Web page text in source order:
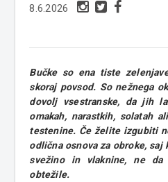
8.6.2026
Bučke so ena tiste
skoraj povsod. So nežnega
dovolj vsestranske, da jih
omakah, narastkih, solatah
testenine. Če želite izgubiti
odlična osnova za obroke, saj
svežino in vlaknine, ne
obtežile.